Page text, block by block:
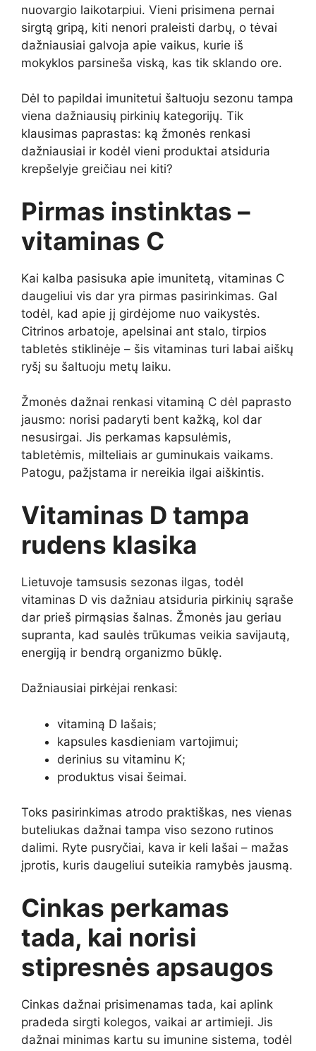
nuovargio laikotarpiui. Vieni prisimena pernai
sirgtą gripą, kiti nenori praleisti darbų, o tėvai
dažniausiai galvoja apie vaikus, kurie iš
mokyklos parsineša viską, kas tik sklando ore.
Dėl to papildai imunitetui šaltuoju sezonu tampa
viena dažniausių pirkinių kategorijų. Tik
klausimas paprastas: ką žmonės renkasi
dažniausiai ir kodėl vieni produktai atsiduria
krepšelyje greičiau nei kiti?
Pirmas instinktas –
vitaminas C
Kai kalba pasisuka apie imunitetą, vitaminas C
daugeliui vis dar yra pirmas pasirinkimas. Gal
todėl, kad apie jį girdėjome nuo vaikystės.
Citrinos arbatoje, apelsinai ant stalo, tirpios
tabletės stiklinėje – šis vitaminas turi labai aiškų
ryšį su šaltuoju metų laiku.
Žmonės dažnai renkasi vitaminą C dėl paprasto
jausmo: norisi padaryti bent kažką, kol dar
nesusirgai. Jis perkamas kapsulėmis,
tabletėmis, milteliais ar guminukais vaikams.
Patogu, pažįstama ir nereikia ilgai aiškintis.
Vitaminas D tampa
rudens klasika
Lietuvoje tamsusis sezonas ilgas, todėl
vitaminas D vis dažniau atsiduria pirkinių sąraše
dar prieš pirmąsias šalnas. Žmonės jau geriau
supranta, kad saulės trūkumas veikia savijautą,
energiją ir bendrą organizmo būklę.
Dažniausiai pirkėjai renkasi:
vitaminą D lašais;
kapsules kasdieniam vartojimui;
derinius su vitaminu K;
produktus visai šeimai.
Toks pasirinkimas atrodo praktiškas, nes vienas
buteliukas dažnai tampa viso sezono rutinos
dalimi. Ryte pusryčiai, kava ir keli lašai – mažas
įprotis, kuris daugeliui suteikia ramybės jausmą.
Cinkas perkamas
tada, kai norisi
stipresnės apsaugos
Cinkas dažnai prisimenamas tada, kai aplink
pradeda sirgti kolegos, vaikai ar artimieji. Jis
dažnai minimas kartu su imunine sistema, todėl